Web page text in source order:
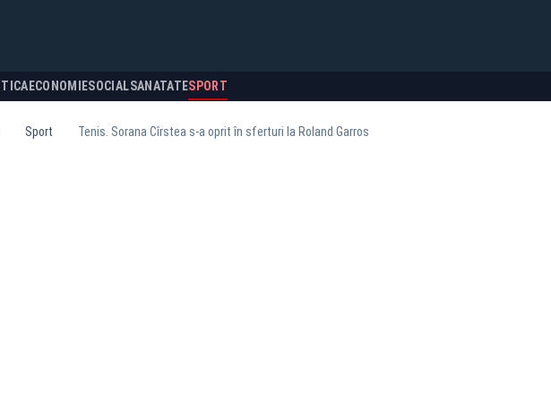
ECONOMIESOCIALSANATATESPORT
Sport Tenis. Sorana Cîrstea s-a oprit în sferturi la Roland Garros